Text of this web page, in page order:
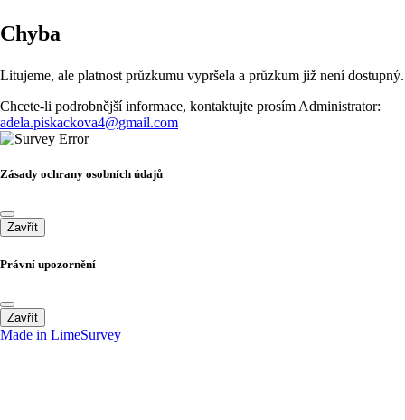
Chyba
Litujeme, ale platnost průzkumu vypršela a průzkum již není dostupný.
Chcete-li podrobnější informace, kontaktujte prosím Administrator:
adela.piskackova4@gmail.com
Zásady ochrany osobních údajů
Zavřít
Právní upozornění
Zavřít
Made in LimeSurvey